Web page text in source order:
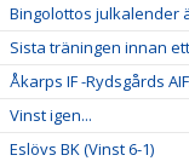
Bingolottos julkalender
Sista träningen innan
Åkarps IF -Rydsgårds
Vinst igen...
Eslövs BK (Vinst 6-1)